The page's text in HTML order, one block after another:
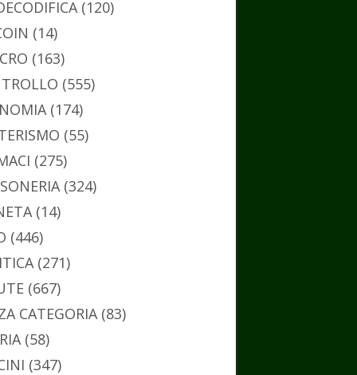
(120)
(14)
(163)
(555)
(174)
(55)
(275)
(324)
(14)
(446)
(271)
(667)
CATEGORIA(83)
(58)
(347)